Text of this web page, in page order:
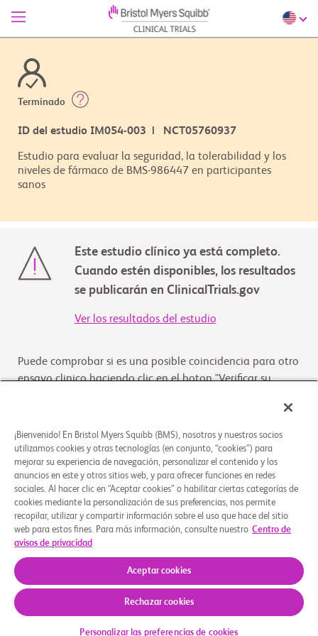
Terminado
ID del estudio IM054-003 | NCT05760937
Estudio para evaluar la seguridad, la tolerabilidad y los
niveles de fármaco de BMS-986447 en participantes
sanos
Este estudio clínico ya está completo.
Cuando estén disponibles, los resultados
se publicarán en ClinicalTrials.gov
Ver los resultados del estudio
Puede comprobar si es una posible coincidencia para otro
ensayo clinico haciendo clic en el boton "Verificar su
Verifique su elegibilidad
Descripción general
El propósito del estudio es evaluar la seguridad, la
tolerabilidad y los niveles del fármaco de dosis orales
Quiénes somos Aviso legal Política de privacidad
© 2026 Bristol-Myers Squibb Company
¡Bienvenido! En Bristol Myers Squibb (BMS), nosotros y nuestros socios
utilizamos cookies y otras tecnologías (en conjunto, “cookies”) para
mejorar su experiencia de navegación, personalizar el contenido y los
anuncios en este y otros sitios web, y para ofrecer funciones en redes
sociales. Al hacer clic en “Aceptar cookies” o habilitar ciertas categorías de
cookies mediante la personalización de sus preferencias, nos permite
recopilar, utilizar y compartir información sobre el uso que hace del sitio
web para estos fines. Para más información, consulte nuestro Centro de
avisos de privacidad
Aceptar cookies
Rechazar cookies
Personalizar las preferencias de cookies